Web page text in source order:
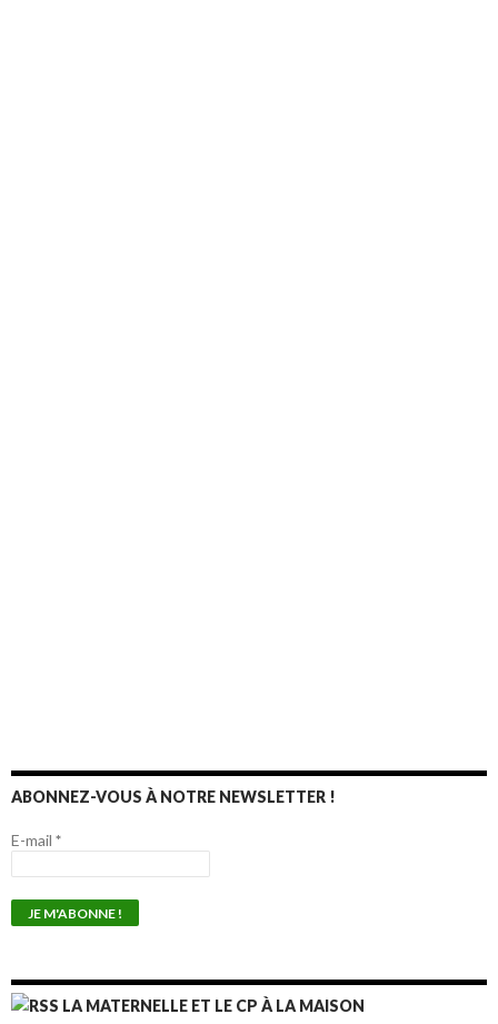
ABONNEZ-VOUS À NOTRE NEWSLETTER !
E-mail *
LA MATERNELLE ET LE CP À LA MAISON